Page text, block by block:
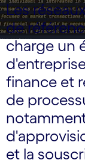
Les
de
charge un
finance et
de
et la